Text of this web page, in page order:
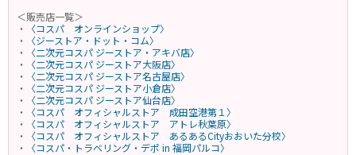
＜販売店一覧＞
・
〈コスパ オンラインショップ〉
・
〈ジーストア・ドット・コム〉
・
〈二次元コスパ ジーストア・アキバ店〉
・
〈二次元コスパ ジーストア大阪店〉
・
〈二次元コスパ ジーストア名古屋店〉
・
〈二次元コスパ ジーストア小倉店〉
・
〈二次元コスパ ジーストア仙台店〉
・
〈コスパ オフィシャルストア 成田空港第１〉
・
〈コスパ オフィシャルストア アトレ秋葉原〉
・
〈コスパ オフィシャルストア あるあるCityおおいた分校〉
・
〈コスパ・トラベリング・デポ in 福岡パルコ〉